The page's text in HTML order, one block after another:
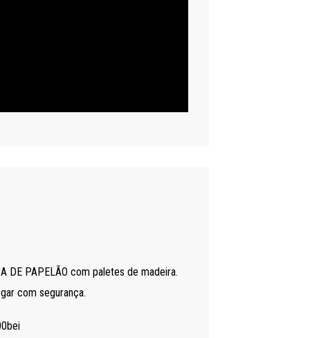
DE PAPELÃO com paletes de madeira.
com segurança.